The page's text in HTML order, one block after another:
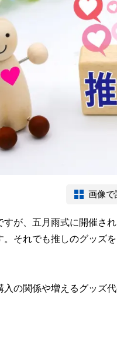
画像で
が、五月雨式に開催さ
それでも推しのグッズ
の関係や増えるグッズ